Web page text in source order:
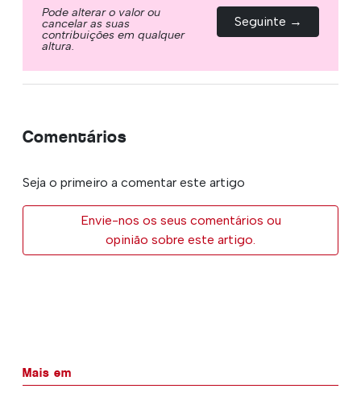
Pode alterar o valor ou
cancelar as suas
contribuições em qualquer
altura.
Seguinte →
Comentários
Seja o primeiro a comentar este artigo
Envie-nos os seus comentários ou
opinião sobre este artigo.
Mais em